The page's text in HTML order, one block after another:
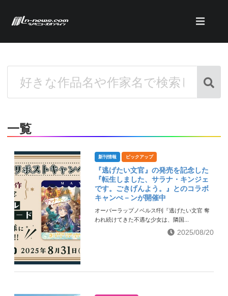
一覧
新刊情報 ピックアップ
『逃げたい文官』の発売を記念した
『転生しました、サラナ・キンジェ
です。ごきげんよう。』とのコラボ
キャンぺ－ンが開催中
オーバーラップノベルスf刊『逃げたい文官 奪
われ続けてきた不遇な少女は、隣国...
2025/08/20